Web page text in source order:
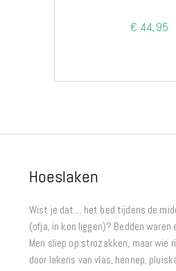
€ 44,95
Hoeslaken
Wist je dat… het bed tijdens de
(ofja, in kon liggen)? Bedden
Men sliep op strozakken, maar wie
door lakens van vlas, hennep,